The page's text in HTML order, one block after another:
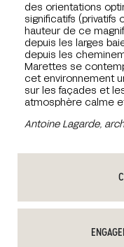
des orientations
significatifs (privatifs
hauteur de ce
depuis les larges
depuis les
Marettes se
cet environnement
sur les façades et
atmosphère calme
Antoine Lagarde,